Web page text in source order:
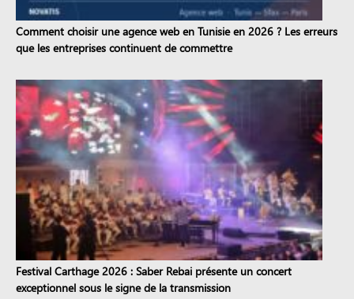
Comment choisir une agence web en Tunisie en 2026 ? Les erreurs
que les entreprises continuent de commettre
Festival Carthage 2026 : Saber Rebai présente un concert
exceptionnel sous le signe de la transmission